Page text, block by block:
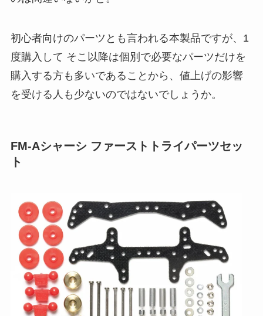
初心者向けのパーツとも言われる本製品ですが、1
度購入して そこ以降は個別で必要なパーツだけを
購入する方も多いであることから、値上げの影響
を受ける人も少ないのではないでしょうか。
FM-Aシャーシ ファーストトライパーツセッ
ト